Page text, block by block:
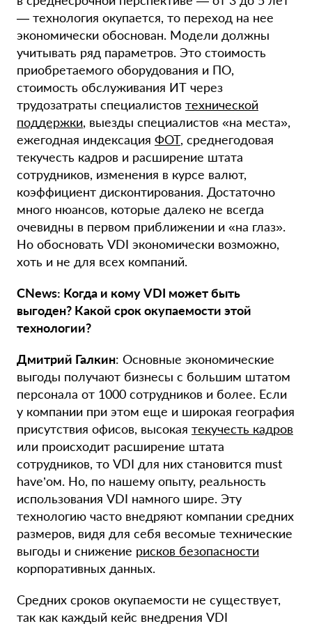
— технология окупается, то переход на нее
экономически обоснован. Модели должны
учитывать ряд параметров. Это стоимость
приобретаемого оборудования и ПО,
стоимость обслуживания ИТ через
трудозатраты специалистов технической
поддержки, выезды специалистов «на места»,
ежегодная индексация ФОТ, среднегодовая
текучесть кадров и расширение штата
сотрудников, изменения в курсе валют,
коэффициент дисконтирования. Достаточно
много нюансов, которые далеко не всегда
очевидны в первом приближении и «на глаз».
Но обосновать VDI экономически возможно,
хоть и не для всех компаний.
CNews: Когда и кому VDI может быть
выгоден? Какой срок окупаемости этой
технологии?
Дмитрий Галкин: Основные экономические
выгоды получают бизнесы с большим штатом
персонала от 1000 сотрудников и более. Если
у компании при этом еще и широкая география
присутствия офисов, высокая текучесть кадров
или происходит расширение штата
сотрудников, то VDI для них становится must
have’ом. Но, по нашему опыту, реальность
использования VDI намного шире. Эту
технологию часто внедряют компании средних
размеров, видя для себя весомые технические
выгоды и снижение рисков безопасности
корпоративных данных.
Средних сроков окупаемости не существует,
так как каждый кейс внедрения VDI